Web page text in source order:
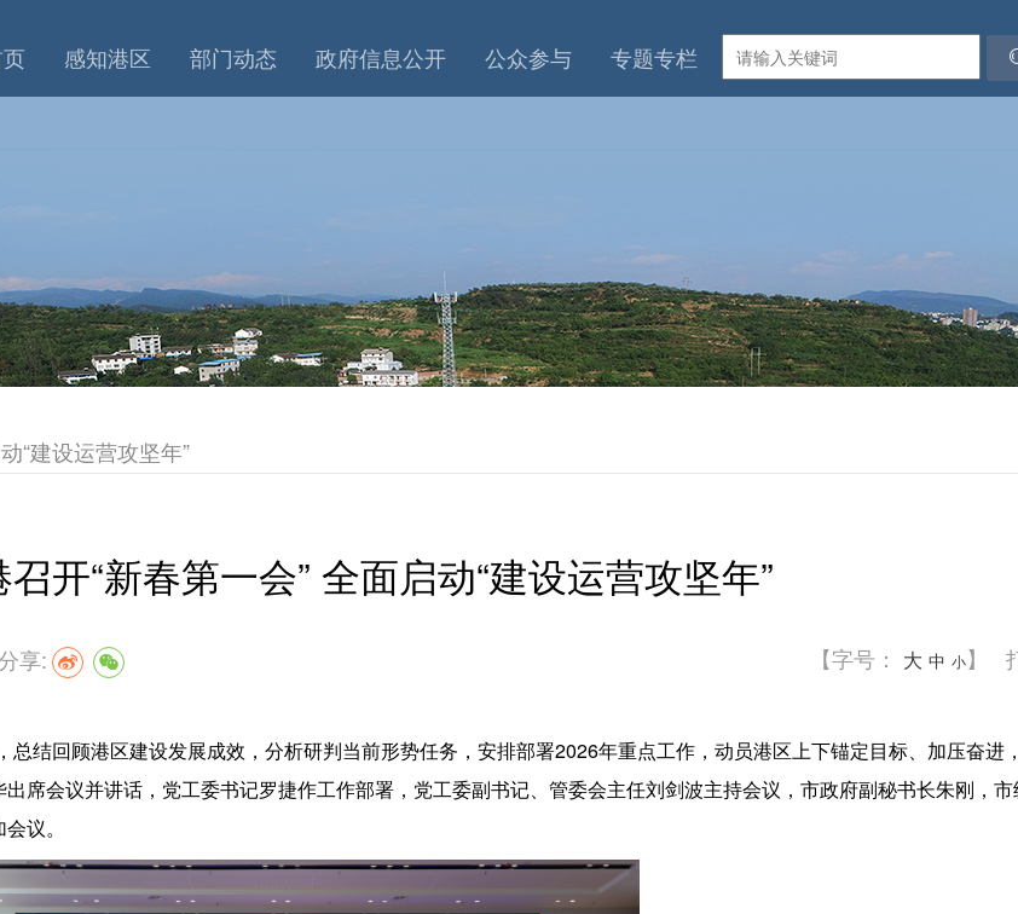
感知港区 部门动态 政府信息公开 公众参与 专题专栏
“建设运营攻坚年”
开“新春第一会” 全面启动“建设运营攻坚年”
享: 【字号： 大 中 小】
总结回顾港区建设发展成效，分析研判当前形势任务，安排部署2026年重点工作，动员港区上下锚定目标、加压奋进
席会议并讲话，党工委书记罗捷作工作部署，党工委副书记、管委会主任刘剑波主持会议，市政府副秘书长朱刚，市
议。